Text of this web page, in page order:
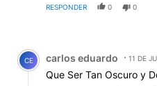
cuestionarios, etc. que
RESPONDER 0 0
Comentario de carlos
CE carlos eduardo 11 DE
Que Ser Tan Oscuro y